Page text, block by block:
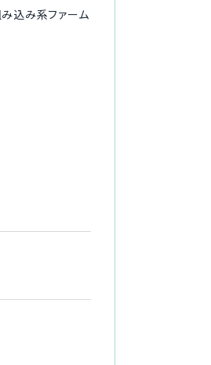
込み系ファーム